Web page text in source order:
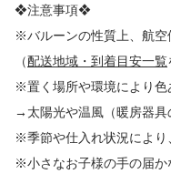
❖注意事項❖
※バルーンの性質上、航空
（ 配送地域・到着目安一覧
※置く場所や環境により色
→太陽光や温風（暖房器具
※季節や仕入れ状況により
※小さなお子様の手の届か